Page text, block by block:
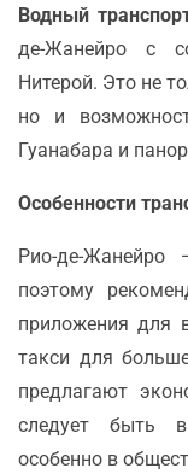
Водный
де-Жанейро с
Нитерой. Это не
но и
Гуанабара и
Особенности
Рио-де-
поэтому
приложения для
такси для
предлагают
следует быть
особенно в